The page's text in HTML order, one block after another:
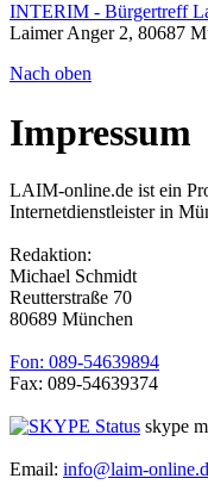
INTERIM - Bürgertreff
Laimer Anger 2, 80687
Nach oben
Impressum
LAIM-online.de ist ein
Internetdienstleister in
Redaktion:
Michael Schmidt
Reutterstraße 70
80689 München
Fon: 089-54639894
Fax: 089-54639374
skype
Email: info@laim-